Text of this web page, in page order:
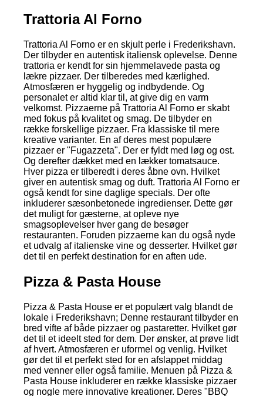
Trattoria Al Forno
Trattoria Al Forno er en skjult perle i Frederikshavn.
Der tilbyder en autentisk italiensk oplevelse. Denne
trattoria er kendt for sin hjemmelavede pasta og
lækre pizzaer. Der tilberedes med kærlighed.
Atmosfæren er hyggelig og indbydende. Og
personalet er altid klar til, at give dig en varm
velkomst. Pizzaerne på Trattoria Al Forno er skabt
med fokus på kvalitet og smag. De tilbyder en
række forskellige pizzaer. Fra klassiske til mere
kreative varianter. En af deres mest populære
pizzaer er "Fugazzeta". Der er fyldt med løg og ost.
Og derefter dækket med en lækker tomatsauce.
Hver pizza er tilberedt i deres åbne ovn. Hvilket
giver en autentisk smag og duft. Trattoria Al Forno er
også kendt for sine daglige specials. Der ofte
inkluderer sæsonbetonede ingredienser. Dette gør
det muligt for gæsterne, at opleve nye
smagsoplevelser hver gang de besøger
restauranten. Foruden pizzaerne kan du også nyde
et udvalg af italienske vine og desserter. Hvilket gør
det til en perfekt destination for en aften ude.
Pizza & Pasta House
Pizza & Pasta House er et populært valg blandt de
lokale i Frederikshavn; Denne restaurant tilbyder en
bred vifte af både pizzaer og pastaretter. Hvilket gør
det til et ideelt sted for dem. Der ønsker, at prøve lidt
af hvert. Atmosfæren er uformel og venlig. Hvilket
gør det til et perfekt sted for en afslappet middag
med venner eller også familie. Menuen på Pizza &
Pasta House inkluderer en række klassiske pizzaer
og nogle mere innovative kreationer. Deres "BBQ